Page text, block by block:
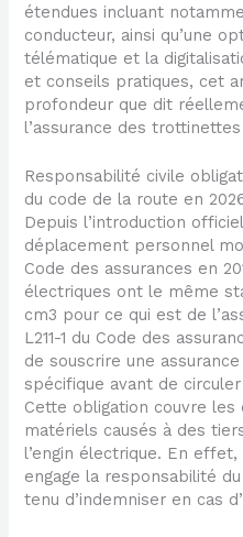
étendues incluant
conducteur, ainsi qu’une
télématique et la
et conseils pratiques, cet
profondeur que dit
l’assurance des
Responsabilité civile
du code de la route en
Depuis l’introduction
déplacement personnel
Code des assurances en
électriques ont le même
cm3 pour ce qui est de
L211-1 du Code des
de souscrire une
spécifique avant de
Cette obligation couvre
matériels causés à des
l’engin électrique. En
engage la responsabilité
tenu d’indemniser en cas